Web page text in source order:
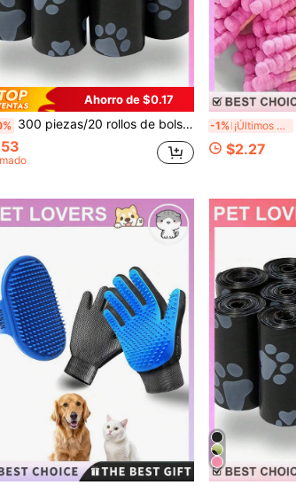
Ahorro de $0.17
300 piezas/20 rollos de bolsas para excrementos de perro, bolsas a prueba de fugas para desechos de mascotas para paseos al aire libre. Contiene todas las especificaciones de 20/10/5/1 volumen (450 piezas=30 rollos, 375 piezas=25 rollos, 300 piezas=20 rollos, 225 piezas=15 rollos, 150 piezas=10 rollos, 75 piezas=5 rollos, 15 piezas=1 rollo) -1% ¡Últimos 3 días
$2.27